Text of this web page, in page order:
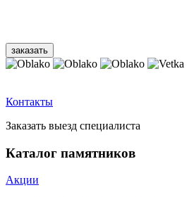
Контакты
Заказать выезд специалиста
Каталог памятников
Акции